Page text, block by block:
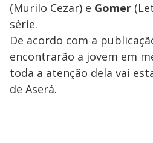
(Murilo Cezar) e Gomer
série.
De acordo com a
encontrarão a jovem em
toda a atenção dela vai
de Aserá.